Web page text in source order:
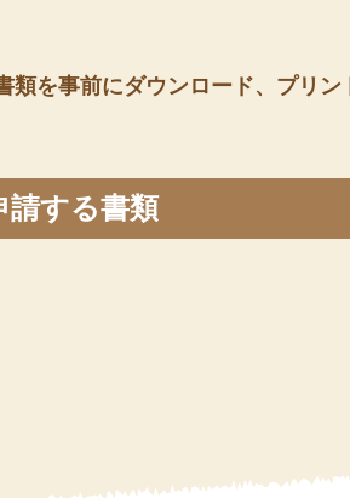
類を事前にダウンロード、プリ
請する書類